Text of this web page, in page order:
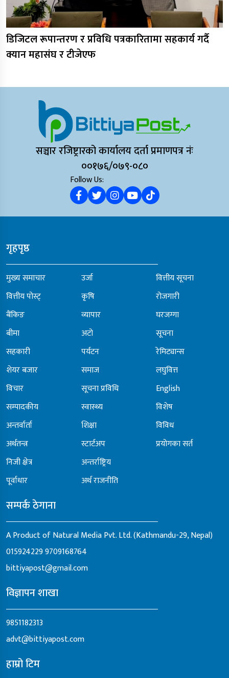
डिजिटल रूपान्तरण र प्रविधि पत्रकारितामा सहकार्य गर्दै
क्यान महासंघ र टीजेएफ
सञ्चार रजिष्ट्रारको कार्यालय दर्ता प्रमाणपत्र नंः
००१७६/०७९-०८०
Follow Us:
गृहपृष्ठ
मुख्य समाचार
वित्तीय पोस्ट्
बैंकिङ
बीमा
सहकारी
शेयर बजार
विचार
सम्पादकीय
अन्तर्वार्ता
अर्थतन्त्र
निजी क्षेत्र
पूर्वाधार
उर्जा
कृषि
व्यापार
अटो
पर्यटन
समाज
सूचना प्रविधि
स्वास्थ्य
शिक्षा
स्टार्टअप
अन्तर्राष्ट्रिय
अर्थ राजनीति
वित्तीय सूचना
रोजगारी
घरजग्गा
सूचना
रेमिट्यान्स
लघुवित्त
English
विशेष
विविध
प्रयोगका सर्त
सम्पर्क ठेगाना
A Product of Natural Media Pvt. Ltd. (Kathmandu-29, Nepal)
0159242299709168764
bittiyapost@gmail.com
विज्ञापन शाखा
9851182313
advt@bittiyapost.com
हाम्रो टिम